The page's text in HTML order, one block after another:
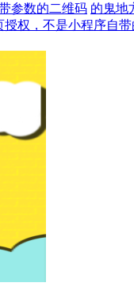
参数的二维码 的鬼地
权，不是小程序自